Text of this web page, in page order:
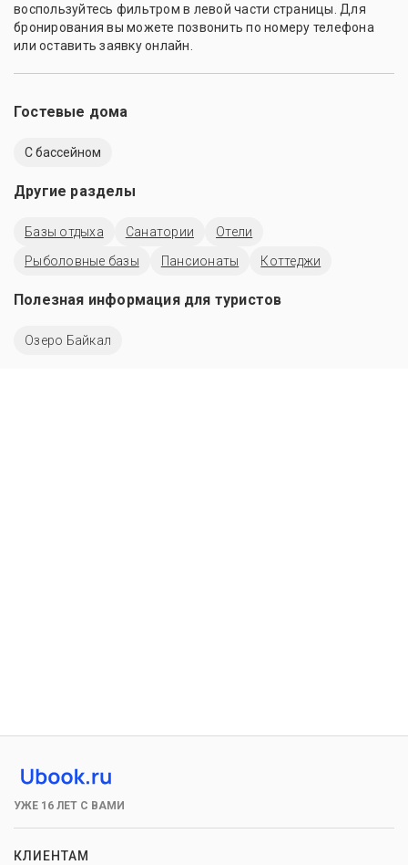
воспользуйтесь фильтром в левой части страницы. Для
бронирования вы можете позвонить по номеру телефона
или оставить заявку онлайн.
Гостевые дома
C бассейном
Другие разделы
Базы отдыха Санатории
Отели
Рыболовные базы
Пансионаты Коттеджи
Полезная информация для туристов
Озеро Байкал
УЖЕ 16 ЛЕТ С ВАМИ
КЛИЕНТАМ